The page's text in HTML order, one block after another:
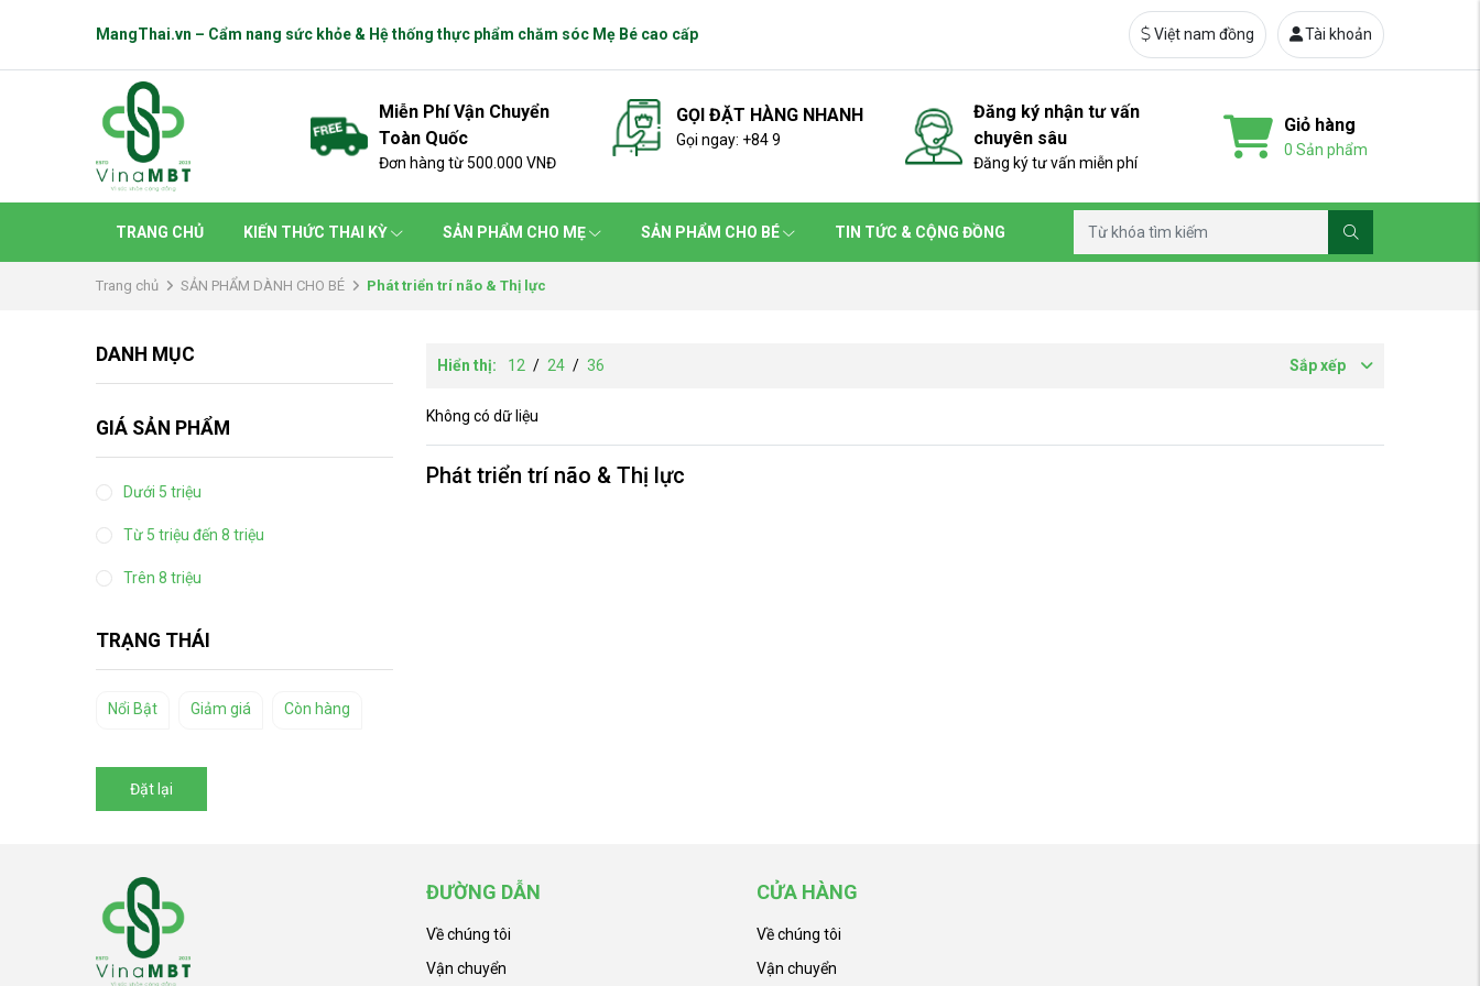
MangThai.vn – Cẩm nang sức khỏe & Hệ thống thực phẩm chăm sóc Mẹ Bé cao cấp Tài khoản
Việt nam đồng
Miễn Phí Vận Chuyển
Toàn Quốc
Đơn hàng từ 500.000 VNĐ
GỌI ĐẶT HÀNG NHANH
Gọi ngay: +84 9
Đăng ký nhận tư vấn
chuyên sâu
Đăng ký tư vấn miễn phí
Giỏ hàng
0 Sản phẩm
TRANG CHỦ KIẾN THỨC THAI KỲ SẢN PHẨM CHO MẸ SẢN PHẨM CHO BÉ TIN TỨC & CỘNG ĐỒNG
Trang chủ SẢN PHẨM DÀNH CHO BÉ Phát triển trí não & Thị lực
DANH MỤC
GIÁ SẢN PHẨM
Dưới 5 triệu
Từ 5 triệu đến 8 triệu
Trên 8 triệu
TRẠNG THÁI
Nổi Bật Giảm giá Còn hàng
Đặt lại
Hiển thị: 12 / 24 / 36 Sắp xếp
Không có dữ liệu
Phát triển trí não & Thị lực
ĐƯỜNG DẪN
Về chúng tôi
Vận chuyển
CỬA HÀNG
Về chúng tôi
Vận chuyển